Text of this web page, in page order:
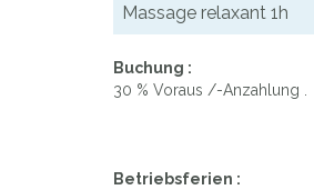
Massage relaxant 1h
Buchung :
30 % Voraus /-Anzahlung .
Betriebsferien :